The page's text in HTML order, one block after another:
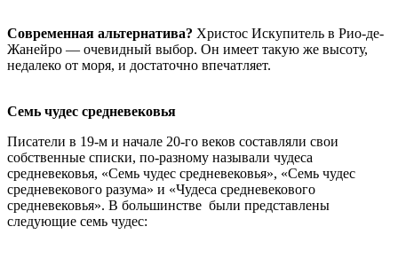
Современная альтернатива? Христос Искупитель в Рио-де-
Жанейро — очевидный выбор. Он имеет такую же высоту,
недалеко от моря, и достаточно впечатляет.
Семь чудес средневековья
Писатели в 19-м и начале 20-го веков составляли свои
собственные списки, по-разному называли чудеса
средневековья, «Семь чудес средневековья», «Семь чудес
средневекового разума» и «Чудеса средневекового
средневековья». В большинстве были представлены
следующие семь чудес: